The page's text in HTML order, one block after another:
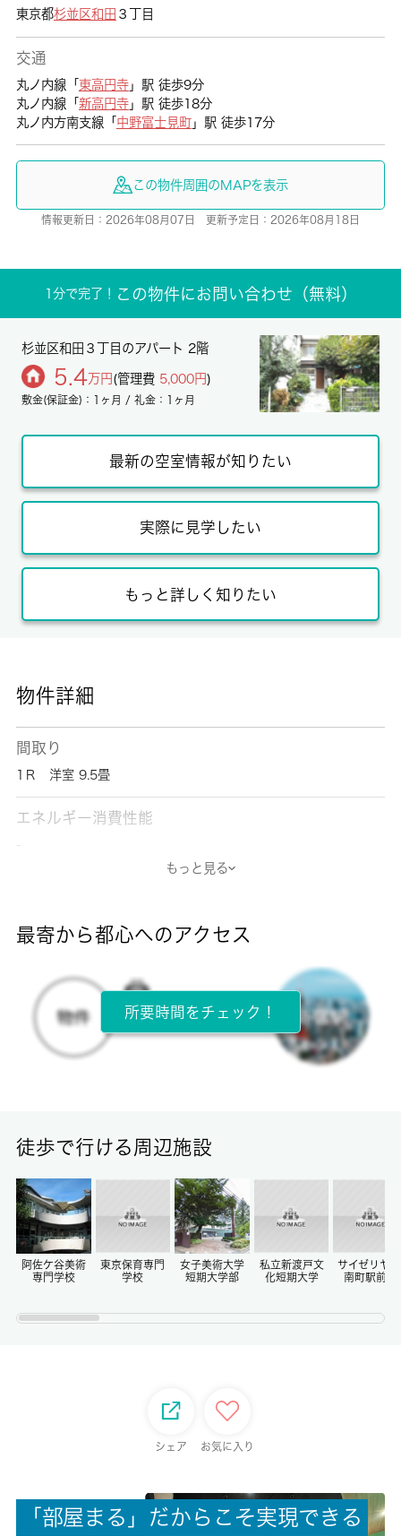
東京都杉並区和田 ３丁目
交通
丸ノ内線「 東高円寺」駅 徒歩9分
丸ノ内線「 新高円寺」駅 徒歩18分
丸ノ内方南支線「 中野富士見町」駅 徒歩17分
この物件周囲のMAPを表示
情報更新日：2026年08月07日 更新予定日：2026年08月18日
1分で完了！ この物件にお問い合わせ（無料）
杉並区和田３丁目のアパート 2階
5.4万円 (管理費 5,000円)
敷金(保証金)：1ヶ月 / 礼金：1ヶ月
最新の空室情報が知りたい
実際に見学したい
もっと詳しく知りたい
物件詳細
間取り
1Ｒ 洋室 9.5畳
エネルギー消費性能
-
所在階
2階 / 2階建
0ヶ月
償却/敷引
-/-
駐車場/料金
もっと見る
最寄から都心へのアクセス
所要時間をチェック！
徒歩で行ける周辺施設
阿佐ケ谷美術
専門学校
東京保育専門
学校
女子美術大学
短期大学部
私立新渡戸文
化短期大学
サイゼリヤ
南町駅前店
シェア お気に入り
「 部屋 ま る 」 だ か ら こ そ実現で き る